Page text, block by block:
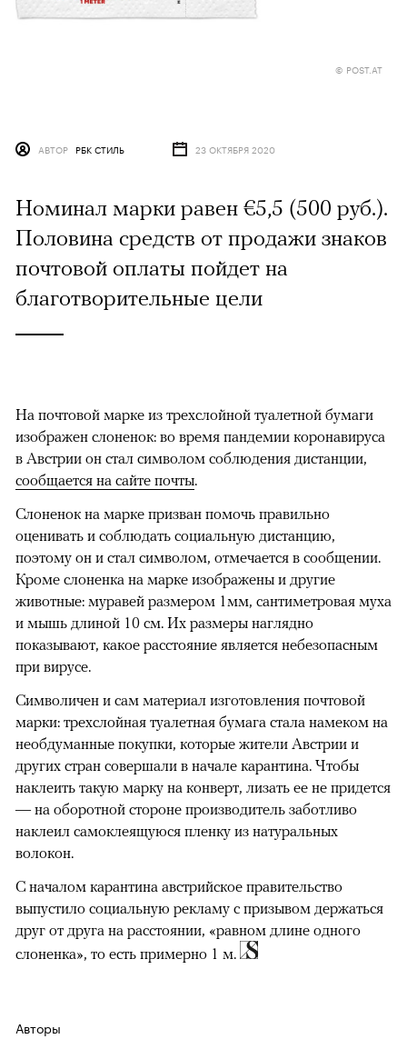
© POST.AT
АВТОР РБК СТИЛЬ 23 ОКТЯБРЯ 2020
Номинал марки равен €5,5 (500 руб.).
Половина средств от продажи знаков
почтовой оплаты пойдет на
благотворительные цели
На почтовой марке из трехслойной туалетной бумаги
изображен слоненок: во время пандемии коронавируса
в Австрии он стал символом соблюдения дистанции,
сообщается на сайте почты.
Слоненок на марке призван помочь правильно
оценивать и соблюдать социальную дистанцию,
поэтому он и стал символом, отмечается в сообщении.
Кроме слоненка на марке изображены и другие
животные: муравей размером 1мм, сантиметровая муха
и мышь длиной 10 см. Их размеры наглядно
показывают, какое расстояние является небезопасным
при вирусе.
Символичен и сам материал изготовления почтовой
марки: трехслойная туалетная бумага стала намеком на
необдуманные покупки, которые жители Австрии и
других стран совершали в начале карантина. Чтобы
наклеить такую марку на конверт, лизать ее не придется
― на оборотной стороне производитель заботливо
наклеил самоклеящуюся пленку из натуральных
волокон.
С началом карантина австрийское правительство
выпустило социальную рекламу с призывом держаться
друг от друга на расстоянии, «равном длине одного
слоненка», то есть примерно 1 м.
Авторы